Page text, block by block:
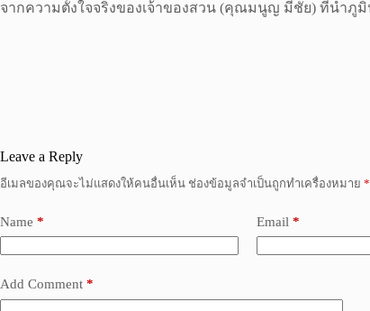
จากความตั้งใจจริงของเจ้าของสวน (คุณมนูญ มีชัย) ที่นำ
Leave a Reply
อีเมลของคุณจะไม่แสดงให้คนอื่นเห็น ช่องข้อมูลจำเป็นถูกทำเครื่องหมาย *
Name * Email *
Add Comment *